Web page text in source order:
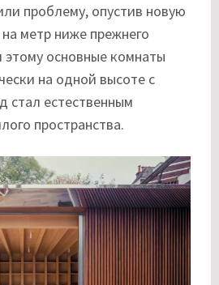
проблему, опустив новую
метр ниже прежнего
этому основные комнаты
на одной высоте с
стал естественным
пространства.